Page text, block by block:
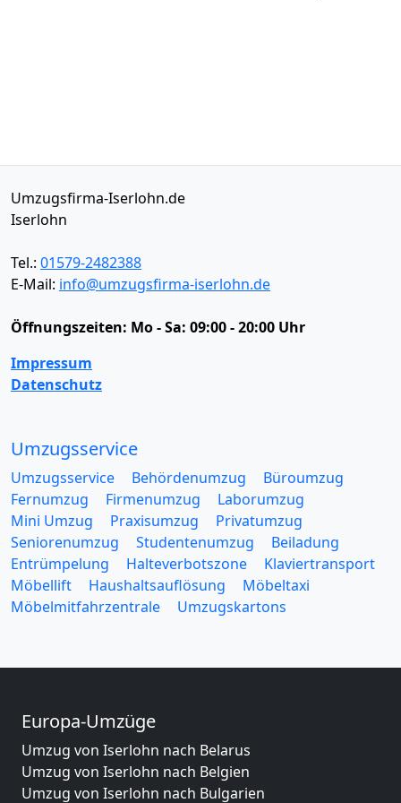
Umzugsfirma-Iserlohn.de
Iserlohn
Tel.: 01579-2482388
E-Mail: info@umzugsfirma-iserlohn.de
Öffnungszeiten: Mo - Sa: 09:00 - 20:00 Uhr
Impressum
Datenschutz
Umzugsservice
Umzugsservice Behördenumzug
Büroumzug
Fernumzug
Firmenumzug
Laborumzug
Mini Umzug
Praxisumzug
Privatumzug
Seniorenumzug
Studentenumzug
Beiladung
Entrümpelung
Halteverbotszone
Klaviertransport
Möbellift
Haushaltsauflösung
Möbeltaxi
Möbelmitfahrzentrale
Umzugskartons
Europa-Umzüge
Umzug von Iserlohn nach Belarus
Umzug von Iserlohn nach Belgien
Umzug von Iserlohn nach Bulgarien